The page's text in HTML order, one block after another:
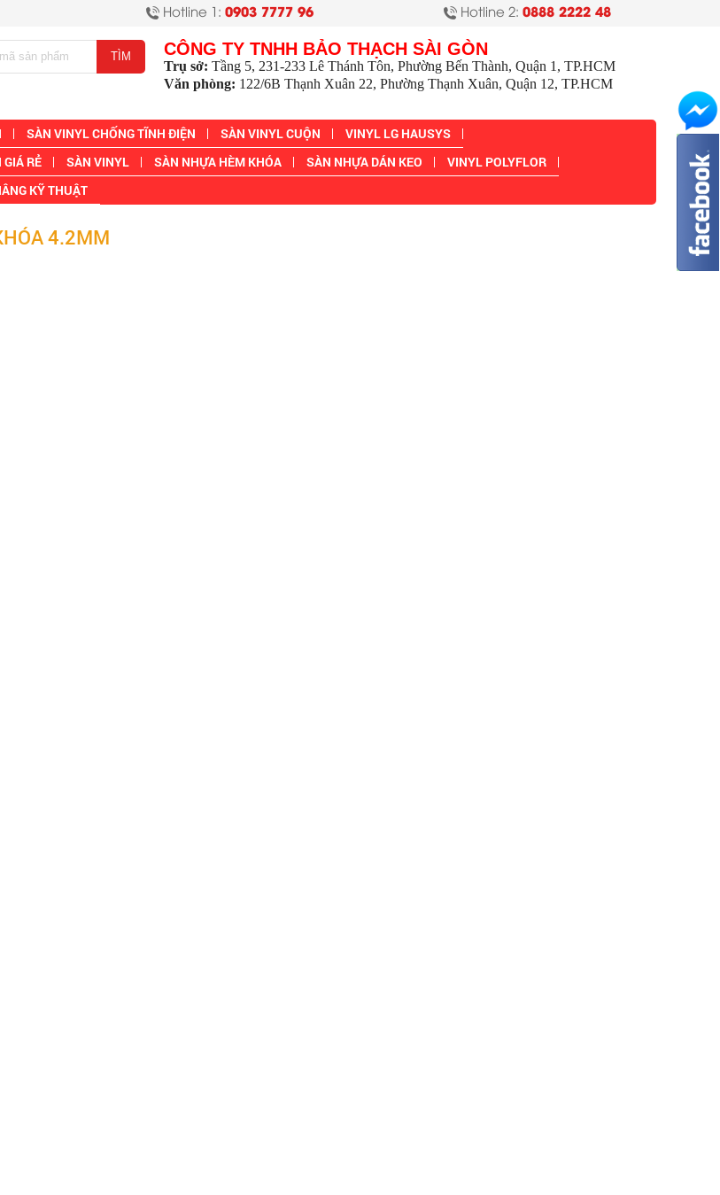
Hotline 1: 0903 7777 96 Hotline 2: 0888 2222 48
CÔNG TY TNHH BẢO THẠCH SÀI GÒN
Trụ sở: Tầng 5, 231-233 Lê Thánh Tôn, Phường Bến Thành, Quận 1, TP.HCM
Văn phòng: 122/6B Thạnh Xuân 22, Phường Thạnh Xuân, Quận 12, TP.HCM
SÀN VINYL CHỐNG TĨNH ĐIỆN SÀN VINYL CUỘN
VINYL LG HAUSYS
RẺ
SÀN VINYL SÀN NHỰA HÈM KHÓA SÀN NHỰA DÁN KEO
VINYL POLYFLOR
KỸ THUẬT
4.2MM